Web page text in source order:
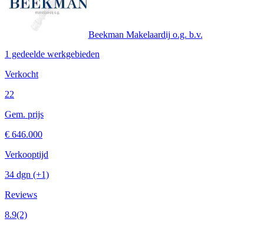
Beekman Makelaardij o.g. b.v.
1 gedeelde werkgebieden
Verkocht
22
Gem. prijs
€ 646.000
Verkooptijd
34 dgn (+1)
Reviews
8.9(2)